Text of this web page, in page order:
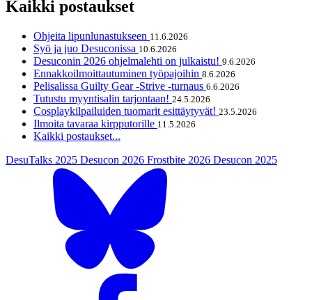
Kaikki postaukset
Ohjeita lipunlunastukseen 11.6.2026
Syö ja juo Desuconissa 10.6.2026
Desuconin 2026 ohjelmalehti on julkaistu! 9.6.2026
Ennakkoilmoittautuminen työpajoihin 8.6.2026
Pelisalissa Guilty Gear -Strive -turnaus 6.6.2026
Tutustu myyntisalin tarjontaan! 24.5.2026
Cosplaykilpailuiden tuomarit esittäytyvät! 23.5.2026
Ilmoita tavaraa kirpputorille 11.5.2026
Kaikki postaukset...
DesuTalks 2025 Desucon 2026 Frostbite 2026 Desucon 2025